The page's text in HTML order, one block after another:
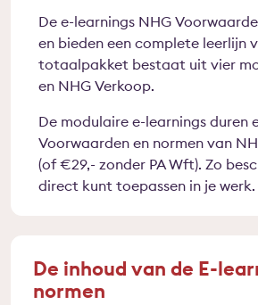
De e-learnings NHG
en bieden een complete leerlijn
totaalpakket bestaat uit vier
en NHG Verkoop.
De modulaire e-learnings duren
Voorwaarden en normen van
(of €29,- zonder PA Wft). Zo
direct kunt toepassen in je werk.
De inhoud van de E-
normen